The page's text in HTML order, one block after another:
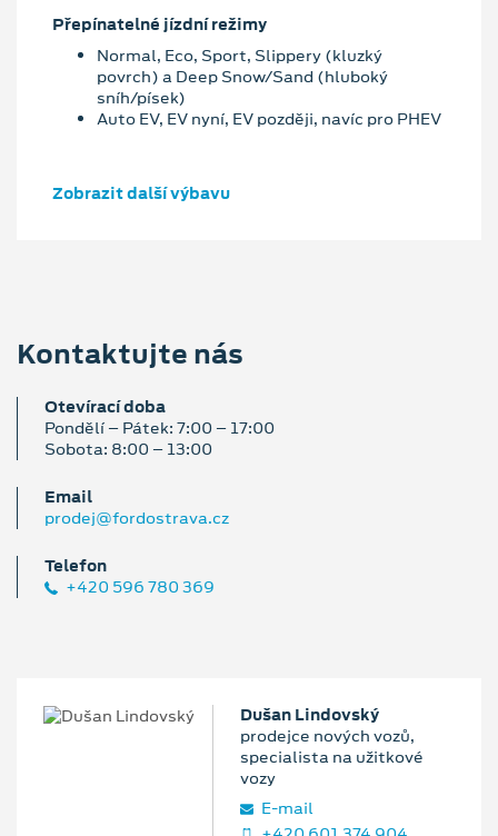
Přepínatelné jízdní režimy
Normal, Eco, Sport, Slippery (kluzký
povrch) a Deep Snow/Sand (hluboký
sníh/písek)
Auto EV, EV nyní, EV později, navíc pro PHEV
Zobrazit další výbavu
Kontaktujte nás
Otevírací doba
Pondělí – Pátek: 7:00 – 17:00
Sobota: 8:00 – 13:00
Email
prodej@fordostrava.cz
Telefon
+420 596 780 369
Dušan Lindovský
prodejce nových vozů,
specialista na užitkové
vozy
E‑mail